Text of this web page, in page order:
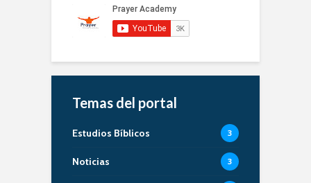
Temas del portal
Estudios Bíblicos 3
Noticias 3